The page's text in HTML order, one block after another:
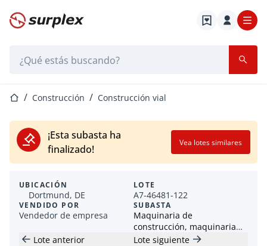
Página de inicio
Página de inicio
Construcción Construcción vial
¡Esta subasta ha
finalizado!
Vea lotes similares
UBICACIÓN
Dortmund, DE
VENDIDO POR
Vendedor de empresa
LOTE
A7-46481-122
SUBASTA
Maquinaria de
construcción, maquinaria
pequeña y manual /
Lote anterior Lote siguiente